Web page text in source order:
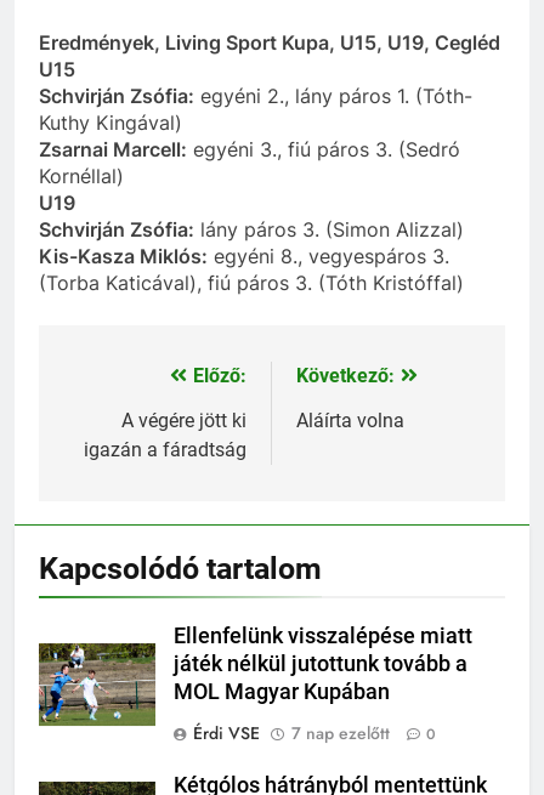
Eredmények, Living Sport Kupa, U15, U19, Cegléd
U15
Schvirján Zsófia: egyéni 2., lány páros 1. (Tóth-
Kuthy Kingával)
Zsarnai Marcell: egyéni 3., fiú páros 3. (Sedró
Kornéllal)
U19
Schvirján Zsófia: lány páros 3. (Simon Alizzal)
Kis-Kasza Miklós: egyéni 8., vegyespáros 3.
(Torba Katicával), fiú páros 3. (Tóth Kristóffal)
Bejegyzés
navigáció
Előző:
A végére jött ki
igazán a fáradtság
Következő:
Aláírta volna
Kapcsolódó tartalom
Ellenfelünk visszalépése miatt
játék nélkül jutottunk tovább a
MOL Magyar Kupában
Érdi VSE
7 nap ezelőtt 0
Kétgólos hátrányból mentettünk